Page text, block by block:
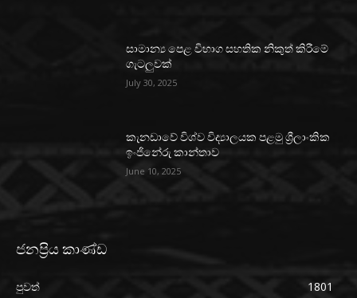
සාමාන්‍ය පෙළ විභාග සහතික නිකුත් කිරීමේ
ගැටලුවක්
July 30, 2025
කැනඩාවේ විශ්ව විද්‍යාලයක පළමු ශ්‍රීලාංකික
ඉංජිනේරු කාන්තාව
June 10, 2025
ජනප්‍රිය කාණ්ඩ
පුවත්
1801